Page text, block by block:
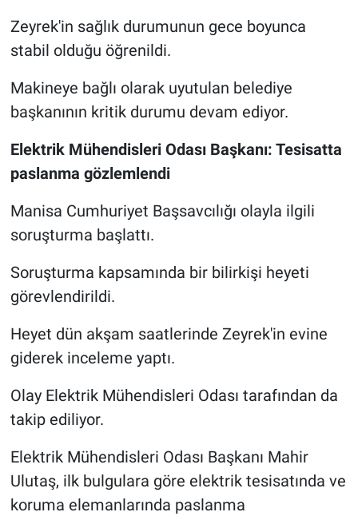
Zeyrek'in sağlık durumunun gece boyunca
stabil olduğu öğrenildi.
Makineye bağlı olarak uyutulan belediye
başkanının kritik durumu devam ediyor.
Elektrik Mühendisleri Odası Başkanı: Tesisatta
paslanma gözlemlendi
Manisa Cumhuriyet Başsavcılığı olayla ilgili
soruşturma başlattı.
Soruşturma kapsamında bir bilirkişi heyeti
görevlendirildi.
Heyet dün akşam saatlerinde Zeyrek'in evine
giderek inceleme yaptı.
Olay Elektrik Mühendisleri Odası tarafından da
takip ediliyor.
Elektrik Mühendisleri Odası Başkanı Mahir
Ulutaş, ilk bulgulara göre elektrik tesisatında ve
koruma elemanlarında paslanma